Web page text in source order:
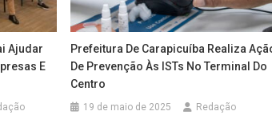
Ajudar
E
Prefeitura De Carapicuíba Realiza
De Prevenção Às ISTs No Terminal Do
Centro
19 de maio de 2025 Redação